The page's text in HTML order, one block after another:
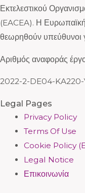
Εκτελεστικού
(EACEA). Η
θεωρηθούν υπεύθυνοι
Αριθμός αναφοράς
2022-2-DE04-KA220-
Legal Pages
Privacy Policy
Terms Of Use
Cookie Policy
Legal Notice
Επικοινωνία